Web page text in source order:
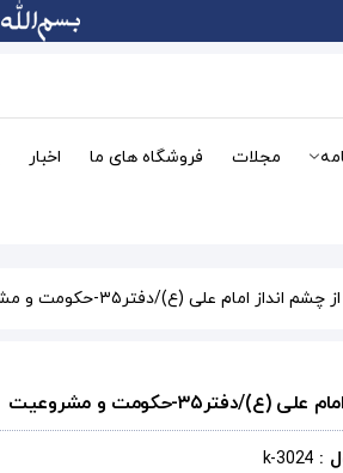
مجلات فروشگاه های ما اخبار
چشم انداز امام علی (ع)/دفتر۳۵-حکومت و مشروعیت
(ع)/دفتر۳۵-حکومت و مشروعیت
:
k-3024